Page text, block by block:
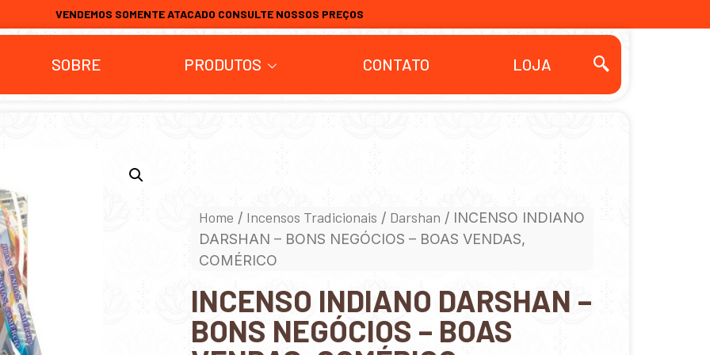
VENDEMOS SOMENTE ATACADO CONSULTE NOSSOS PREÇOS
SOBRE PRODUTOS CONTATO LOJA
Home / Incensos Tradicionais / Darshan / INCENSO INDIANO
DARSHAN – BONS NEGÓCIOS – BOAS VENDAS,
COMÉRICO
INCENSO INDIANO DARSHAN –
BONS NEGÓCIOS – BOAS